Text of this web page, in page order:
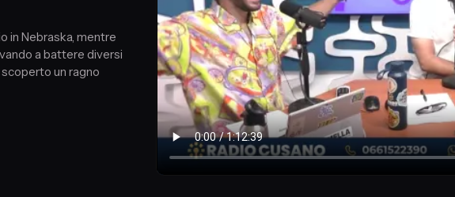
in Nebraska, mentre
a battere diversi
un ragno